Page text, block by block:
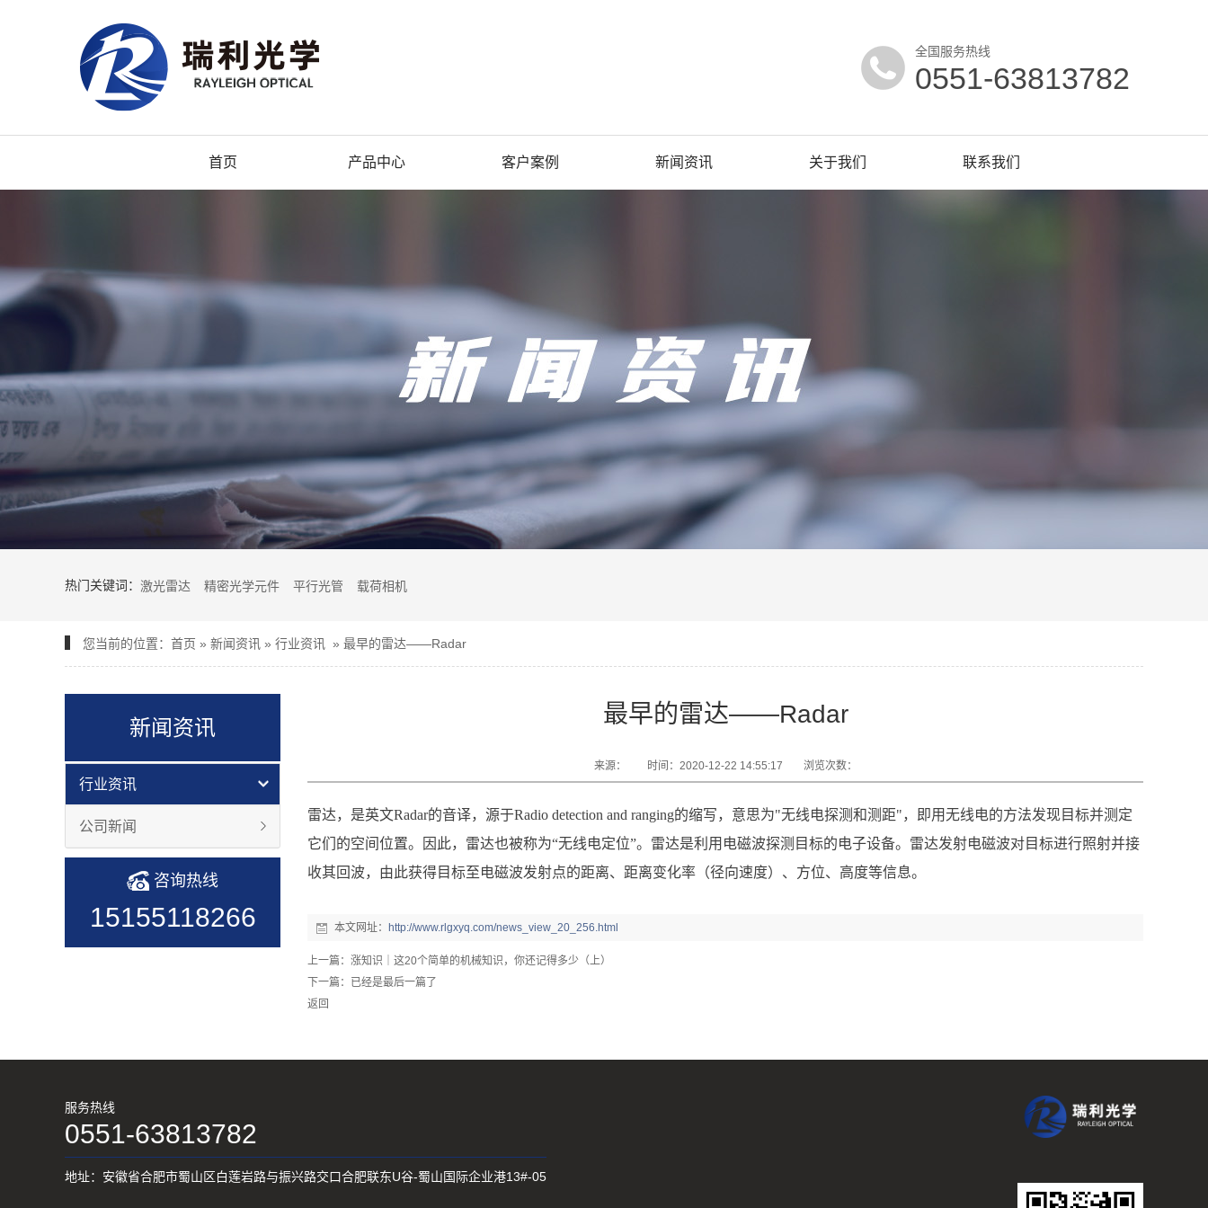
全国服务热线
0551-63813782
首页 产品中心 客户案例 新闻资讯 关于我们 联系我们
热门关键词： 激光雷达 精密光学元件 平行光管 载荷相机
您当前的位置： 首页 » 新闻资讯 » 行业资讯 » 最早的雷达——Radar
新闻资讯
行业资讯
公司新闻
咨询热线
15155118266
最早的雷达——Radar
来源： 时间：2020-12-22 14:55:17 浏览次数：
雷达，是英文Radar的音译，源于Radio detection and ranging的缩写，意思为"无线电探测和测距"，即用无线电的方法发现目标并测定
它们的空间位置。因此，雷达也被称为“无线电定位”。雷达是利用电磁波探测目标的电子设备。雷达发射电磁波对目标进行照射并接
收其回波，由此获得目标至电磁波发射点的距离、距离变化率（径向速度）、方位、高度等信息。
本文网址： http://www.rlgxyq.com/news_view_20_256.html
上一篇： 涨知识｜这20个简单的机械知识，你还记得多少（上）
下一篇：已经是最后一篇了
返回
服务热线
0551-63813782
地址：安徽省合肥市蜀山区白莲岩路与振兴路交口合肥联东U谷-蜀山国际企业港13#-05